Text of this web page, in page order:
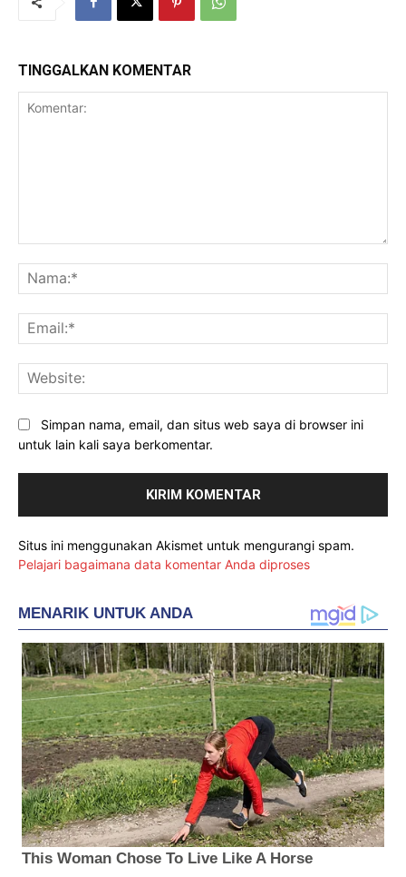
TINGGALKAN KOMENTAR
Simpan nama, email, dan situs web saya di browser ini
untuk lain kali saya berkomentar.
Situs ini menggunakan Akismet untuk mengurangi spam.
Pelajari bagaimana data komentar Anda diproses